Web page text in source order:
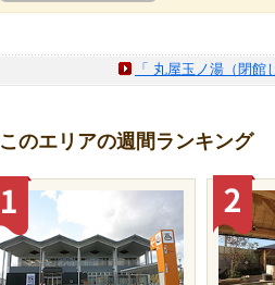
「 丸屋玉ノ湯（閉
このエリアの週間ランキング